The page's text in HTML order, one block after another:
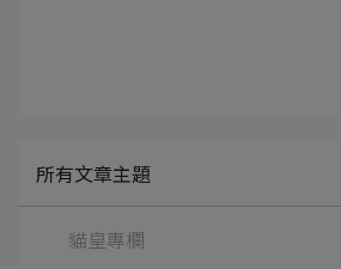
所有文章主題
貓皇專欄